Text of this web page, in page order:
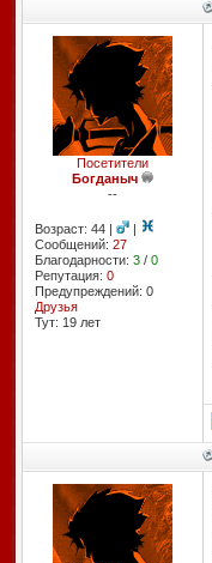
Посетители
Богданыч
--
Возраст: 44 |
|
Сообщений: 27
Благодарности: 3/ 0
Репутация: 0
Предупреждений: 0
Друзья
Тут: 19 лет